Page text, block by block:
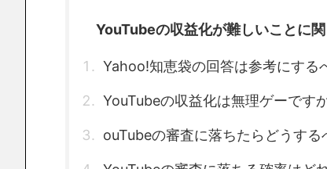
YouTubeの収益化が難しいことに
Yahoo!知恵袋の回答は参考にする
YouTubeの収益化は無理ゲーです
ouTubeの審査に落ちたらどうする